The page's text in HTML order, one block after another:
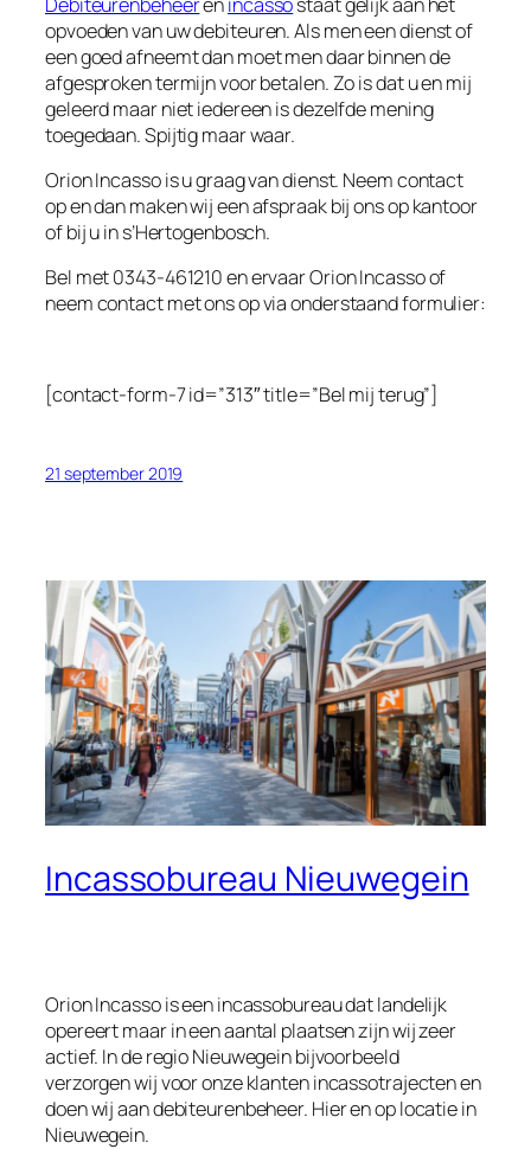
opvoeden van uw debiteuren. Als men een dienst of
een goed afneemt dan moet men daar binnen de
afgesproken termijn voor betalen. Zo is dat u en mij
geleerd maar niet iedereen is dezelfde mening
toegedaan. Spijtig maar waar.
Orion Incasso is u graag van dienst. Neem contact
op en dan maken wij een afspraak bij ons op kantoor
of bij u in s’Hertogenbosch.
Bel met 0343-461210 en ervaar Orion Incasso of
neem contact met ons op via onderstaand formulier:
[contact-form-7 id=”313″ title=”Bel mij terug”]
21 september 2019
Incassobureau Nieuwegein
Orion Incasso is een incassobureau dat landelijk
opereert maar in een aantal plaatsen zijn wij zeer
actief. In de regio Nieuwegein bijvoorbeeld
verzorgen wij voor onze klanten incassotrajecten en
doen wij aan debiteurenbeheer. Hier en op locatie in
Nieuwegein.